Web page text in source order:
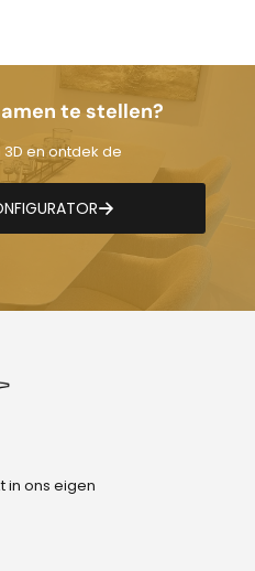
te stellen?
en ontdek de
in ons eigen